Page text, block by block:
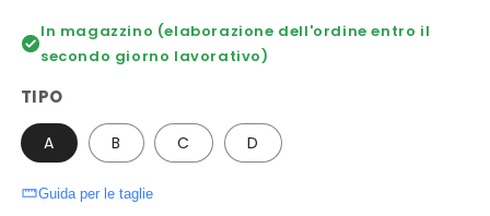
In magazzino (elaborazione dell'ordine entro il
secondo giorno lavorativo)
TIPO
A B C D
Guida per le taglie